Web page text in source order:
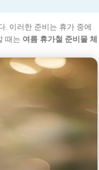
이러한 준비는 휴가 중에
때는 여름 휴가철 준비물 체